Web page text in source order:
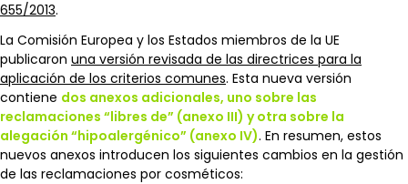
655/2013.
La Comisión Europea y los Estados miembros de la UE
publicaron una versión revisada de las directrices para la
aplicación de los criterios comunes. Esta nueva versión
contiene dos anexos adicionales, uno sobre las
reclamaciones “libres de” (anexo III) y otra sobre la
alegación “hipoalergénico” (anexo IV). En resumen, estos
nuevos anexos introducen los siguientes cambios en la gestión
de las reclamaciones por cosméticos: